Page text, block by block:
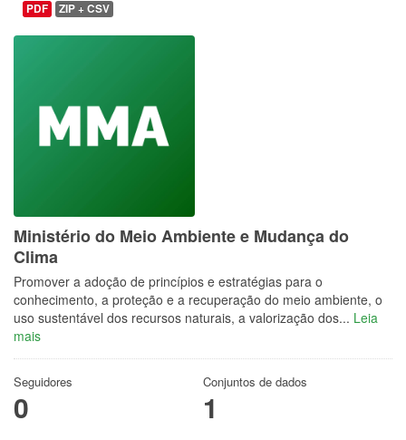
PDF ZIP + CSV
Ministério do Meio Ambiente e Mudança do
Clima
Promover a adoção de princípios e estratégias para o
conhecimento, a proteção e a recuperação do meio ambiente, o
uso sustentável dos recursos naturais, a valorização dos... Leia
mais
Seguidores
0
Conjuntos de dados
1